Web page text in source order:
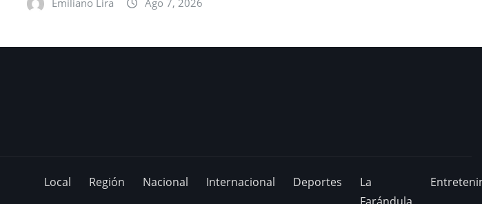
Local Región Nacional Internacional Deportes
La